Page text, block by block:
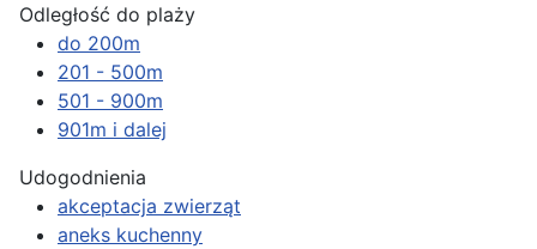
Odległość do plaży
do 200m
201 - 500m
501 - 900m
901m i dalej
Udogodnienia
akceptacja zwierząt
aneks kuchenny